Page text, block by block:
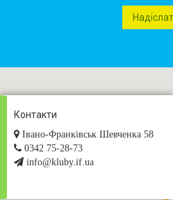
Контакти
Івано-Франківськ Шевченка 58
0342 75-28-73
info@kluby.if.ua